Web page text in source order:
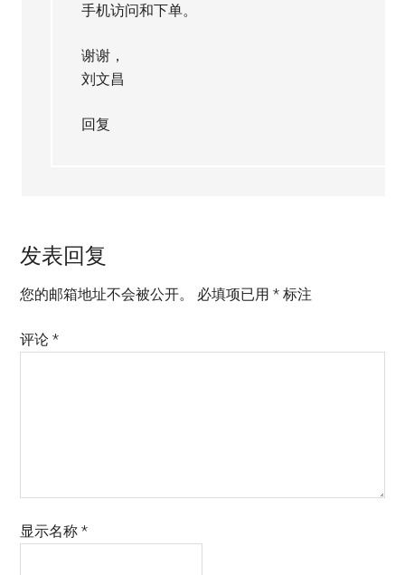
手机访问和下单。
谢谢，
刘文昌
回复
发表回复
您的邮箱地址不会被公开。 必填项已用* 标注
评论*
显示名称*